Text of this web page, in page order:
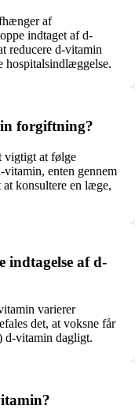
af
indtaget af d-
reducere d-vitamin
forgiftning?
vigtigt at følge
enten gennem
konsultere en læge,
indtagelse af d-
varierer
det, at voksne får
d-vitamin dagligt.